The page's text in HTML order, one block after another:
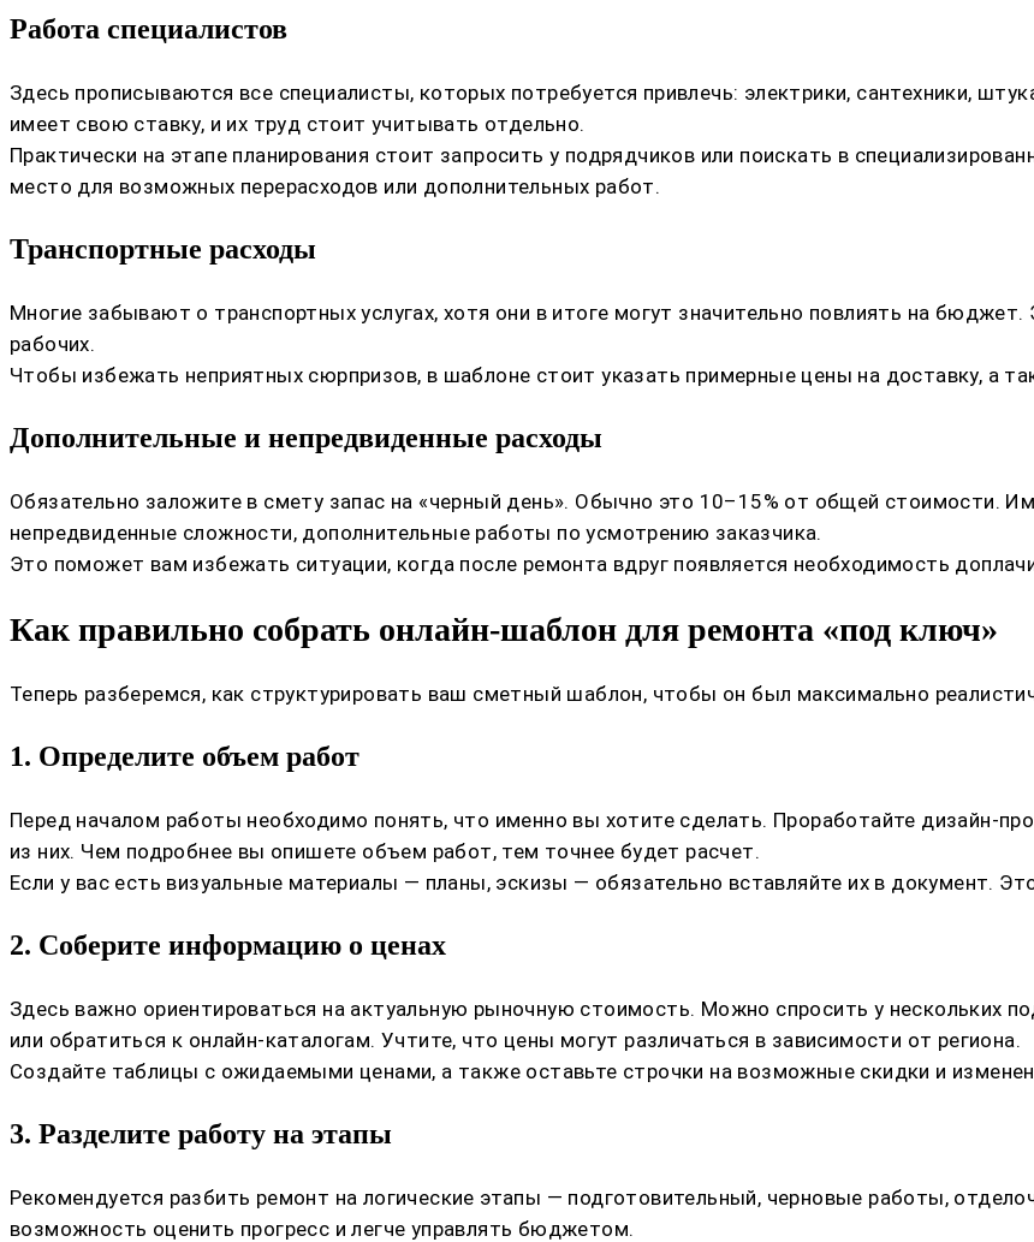
Работа специалистов
Здесь прописываются все специалисты, которых потребуется привлечь: электрики, сантехники,
имеет свою ставку, и их труд стоит учитывать отдельно.
Практически на этапе планирования стоит запросить у подрядчиков или поискать в
место для возможных перерасходов или дополнительных работ.
Транспортные расходы
Многие забывают о транспортных услугах, хотя они в итоге могут значительно повлиять на
рабочих.
Чтобы избежать неприятных сюрпризов, в шаблоне стоит указать примерные цены на доставку, а
Дополнительные и непредвиденные расходы
Обязательно заложите в смету запас на «черный день». Обычно это 10–15% от общей стоимости.
непредвиденные сложности, дополнительные работы по усмотрению заказчика.
Это поможет вам избежать ситуации, когда после ремонта вдруг появляется необходимость
Как правильно собрать онлайн-шаблон для ремонта «под ключ»
Теперь разберемся, как структурировать ваш сметный шаблон, чтобы он был максимально
1. Определите объем работ
Перед началом работы необходимо понять, что именно вы хотите сделать. Проработайте дизайн-
из них. Чем подробнее вы опишете объем работ, тем точнее будет расчет.
Если у вас есть визуальные материалы — планы, эскизы — обязательно вставляйте их в документ.
2. Соберите информацию о ценах
Здесь важно ориентироваться на актуальную рыночную стоимость. Можно спросить у нескольких
или обратиться к онлайн-каталогам. Учтите, что цены могут различаться в зависимости от региона.
Создайте таблицы с ожидаемыми ценами, а также оставьте строчки на возможные скидки и
3. Разделите работу на этапы
Рекомендуется разбить ремонт на логические этапы — подготовительный, черновые работы,
возможность оценить прогресс и легче управлять бюджетом.